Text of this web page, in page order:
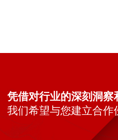
凭借对行业的深刻洞察
我们希望与您建立合作